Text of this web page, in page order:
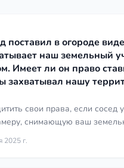
поставил в огороде
наш земельный
Имеет ли он право
захватывал нашу
свои права, если сосед
снимающую ваш
правовые аспекты и
2025 г.